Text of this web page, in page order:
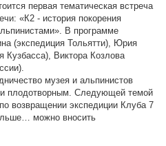
первая тематическая встреча
«К2 - история покорения
В программе
(экспедиция Тольятти), Юрия
Кузбасса), Виктора Козлова
музея и альпинистов
плодотворным. Следующей темой
возвращении экспедиции Клуба 7
можно вносить